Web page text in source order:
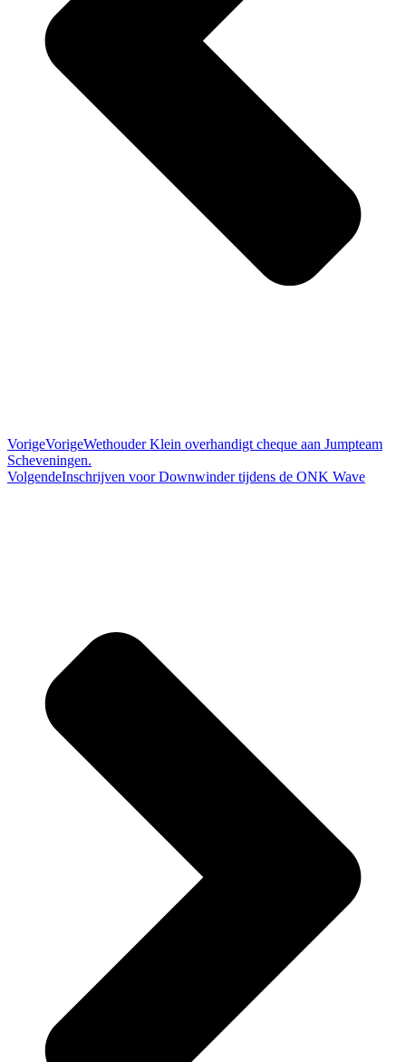
VorigeVorigeWethouder Klein overhandigt cheque aan Jumpteam
Scheveningen.
VolgendeInschrijven voor Downwinder tijdens de ONK Wave